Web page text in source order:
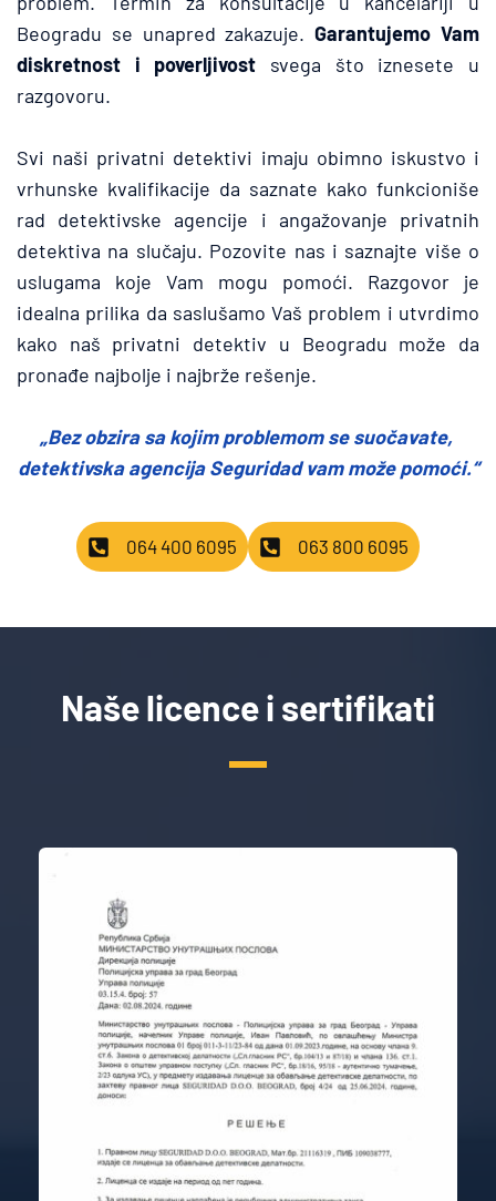
Beogradu se unapred zakazuje. Garantujemo Vam
diskretnost i poverljivost svega što iznesete u
razgovoru.
Svi naši privatni detektivi imaju obimno iskustvo i
vrhunske kvalifikacije da saznate kako funkcioniše
rad detektivske agencije i angažovanje privatnih
detektiva na slučaju. Pozovite nas i saznajte više o
uslugama koje Vam mogu pomoći. Razgovor je
idealna prilika da saslušamo Vaš problem i utvrdimo
kako naš privatni detektiv u Beogradu može da
pronađe najbolje i najbrže rešenje.
„Bez obzira sa kojim problemom se suočavate,
detektivska agencija Seguridad vam može pomoći.“
064 400 6095 063 800 6095
Naše licence i sertifikati